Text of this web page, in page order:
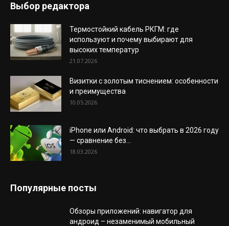
Выбор редактора
Термостойкий кабель РКГМ: где
используют и почему выбирают для
высоких температур
21.07.2026
Визитки с золотым тиснением: особенности
и преимущества
10.05.2026
iPhone или Android: что выбрать в 2026 году
— сравнение без...
18.03.2026
Популярные посты
Обзоры приложений: навигатор для
андроид – незаменимый мобильный